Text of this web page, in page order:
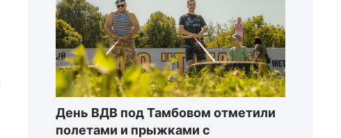
День ВДВ под Тамбовом отметили
полетами и прыжками с